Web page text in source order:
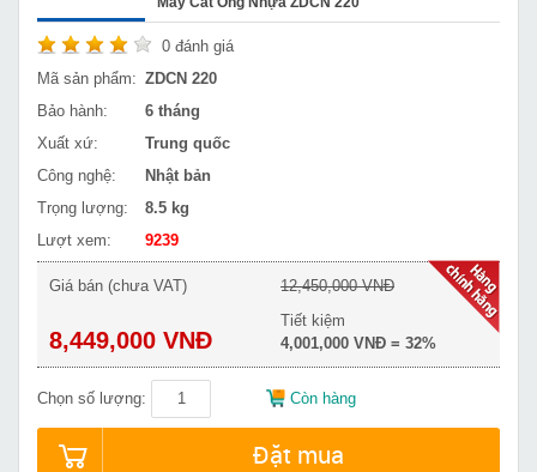
0 đánh giá
Mã sản phẩm: ZDCN 220
Bảo hành:
6 tháng
Xuất xứ:
Trung quốc
Công nghệ:
Nhật bản
Trọng lượng:
8.5 kg
Lượt xem:
9239
Giá bán (chưa VAT)
8,449,000 VNĐ
12,450,000 VNĐ
Tiết kiệm
4,001,000 VNĐ = 32%
Chọn số lượng: Còn hàng
Đặt mua